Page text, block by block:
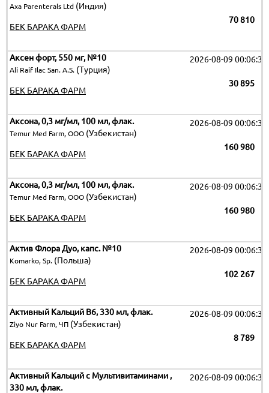
Axa Parenterals Ltd (Индия)
70 810
БЕК БАРАКА ФАРМ
Аксен форт, 550 мг, №10
Ali Raif Ilac San. A.S. (Турция)
2026-08-09 00:06:32
30 895
БЕК БАРАКА ФАРМ
Аксона, 0,3 мг/мл, 100 мл, флак.
Temur Med Farm, OOO (Узбекистан)
2026-08-09 00:06:32
160 980
БЕК БАРАКА ФАРМ
Аксона, 0,3 мг/мл, 100 мл, флак.
Temur Med Farm, OOO (Узбекистан)
2026-08-09 00:06:32
160 980
БЕК БАРАКА ФАРМ
Актив Флора Дуо, капс. №10
Komarko, Sp. (Польша)
2026-08-09 00:06:32
102 267
БЕК БАРАКА ФАРМ
Активный Кальций В6, 330 мл, флак.
Ziyo Nur Farm, ЧП (Узбекистан)
2026-08-09 00:06:32
8 789
БЕК БАРАКА ФАРМ
Активный Кальций с Мультивитаминами ,
330 мл, флак.
2026-08-09 00:06:32